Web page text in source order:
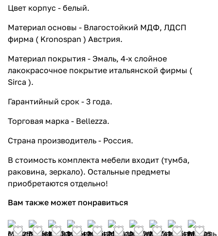
Цвет корпус - белый.
Материал основы - Влагостойкий МДФ, ЛДСП
фирма ( Kronospan ) Австрия.
Материал покрытия - Эмаль, 4-х слойное
лакокрасочное покрытие итальянской фирмы (
Sirca ).
Гарантийный срок - 3 года.
Торговая марка - Bellezza.
Страна производитель - Россия.
В стоимость комплекта мебели входит (тумба,
раковина, зеркало). Остальные предметы
приобретаются отдельно!
Вам также может понравиться
65 02564 96131 38320 44930 24223 16325 37630 74128 24186 805